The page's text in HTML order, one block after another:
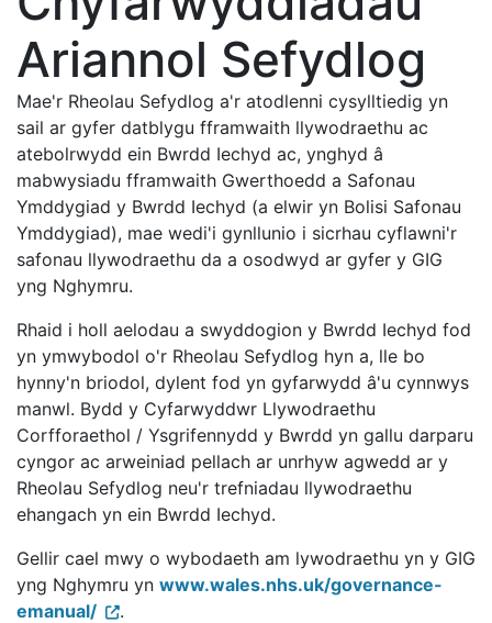
Ariannol Sefydlog
Mae'r Rheolau Sefydlog a'r atodlenni cysylltiedig yn
sail ar gyfer datblygu fframwaith llywodraethu ac
atebolrwydd ein Bwrdd Iechyd ac, ynghyd â
mabwysiadu fframwaith Gwerthoedd a Safonau
Ymddygiad y Bwrdd Iechyd (a elwir yn Bolisi Safonau
Ymddygiad), mae wedi'i gynllunio i sicrhau cyflawni'r
safonau llywodraethu da a osodwyd ar gyfer y GIG
yng Nghymru.
Rhaid i holl aelodau a swyddogion y Bwrdd Iechyd fod
yn ymwybodol o'r Rheolau Sefydlog hyn a, lle bo
hynny'n briodol, dylent fod yn gyfarwydd â'u cynnwys
manwl. Bydd y Cyfarwyddwr Llywodraethu
Corfforaethol / Ysgrifennydd y Bwrdd yn gallu darparu
cyngor ac arweiniad pellach ar unrhyw agwedd ar y
Rheolau Sefydlog neu'r trefniadau llywodraethu
ehangach yn ein Bwrdd Iechyd.
Gellir cael mwy o wybodaeth am lywodraethu yn y GIG
yng Nghymru yn www.wales.nhs.uk/governance-
emanual/
.